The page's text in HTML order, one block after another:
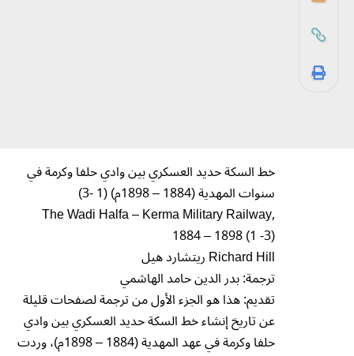
خط السكة حديد العسكري بين وادي حلفا وكرمة في
سنوات المهدية (1884 – 1898م) (1 -3)
The Wadi Halfa – Kerma Military Railway,
1884 – 1898 (1 -3)
Richard Hill ريتشارد هيل
ترجمة: بدر الدين حامد الهاشمي
تقديم: هذا هو الجزء الأول من ترجمة لصفحات قليلة
عن تاريخ إنشاء خط السكة حديد العسكري بين وادي
حلفا وكرمة في عهد المهدية (1884 – 1898م)، وردت